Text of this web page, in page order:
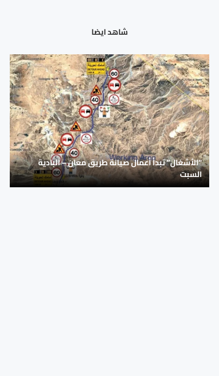
شاهد ايضا
“الأشغال” تبدأ أعمال صيانة طريق معان – البادية
السبت